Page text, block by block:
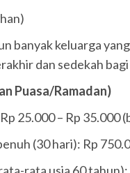
banyak keluarga
dan sedekah bagi
Puasa/Ramadan)
25.000 – Rp 35.000
(30 hari): Rp
rata usia 60